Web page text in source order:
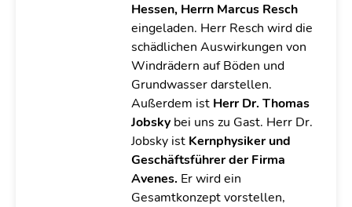
Hessen, Herrn Marcus Resch
eingeladen. Herr Resch wird die
schädlichen Auswirkungen von
Windrädern auf Böden und
Grundwasser darstellen.
Außerdem ist Herr Dr. Thomas
Jobskybei uns zu Gast. Herr Dr.
Jobsky ist Kernphysiker und
Geschäftsführer der Firma
Avenes. Er wird ein
Gesamtkonzept vorstellen,